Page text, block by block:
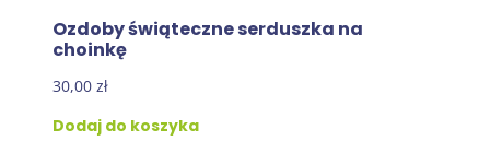
Ozdoby świąteczne serduszka na
choinkę
30,00 zł
Dodaj do koszyka